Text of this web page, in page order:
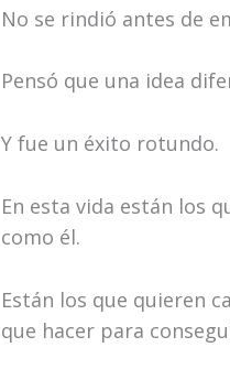
No se rindió antes de
Pensó que una idea
Y fue un éxito rotundo.
En esta vida están los
como él.
Están los que quieren
que hacer para